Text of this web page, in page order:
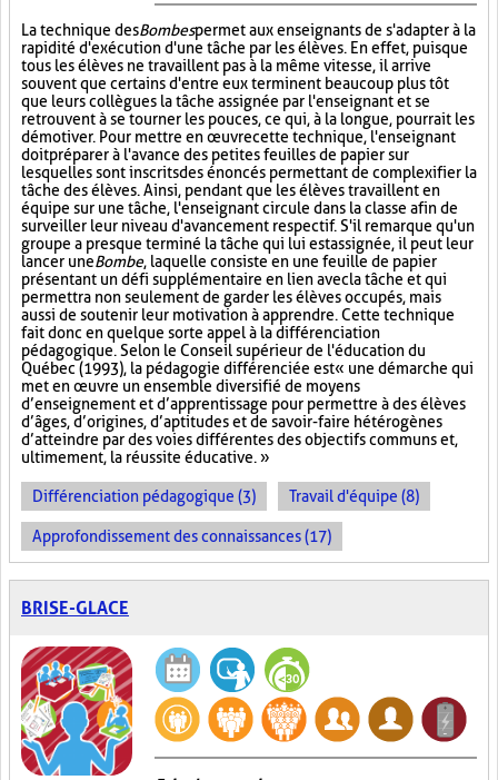
La technique desBombespermet aux enseignants de s'adapter à la
rapidité d'exécution d'une tâche par les élèves. En effet, puisque
tous les élèves ne travaillent pas à la même vitesse, il arrive
souvent que certains d'entre eux terminent beaucoup plus tôt
que leurs collègues la tâche assignée par l'enseignant et se
retrouvent à se tourner les pouces, ce qui, à la longue, pourrait les
démotiver. Pour mettre en œuvre cette technique, l'enseignant
doit préparer à l'avance des petites feuilles de papier sur
lesquelles sont inscrits des énoncés permettant de complexifier la
tâche des élèves. Ainsi, pendant que les élèves travaillent en
équipe sur une tâche, l'enseignant circule dans la classe afin de
surveiller leur niveau d'avancement respectif. S'il remarque qu'un
groupe a presque terminé la tâche qui lui est assignée, il peut leur
lancer uneBombe, laquelle consiste en une feuille de papier
présentant un défi supplémentaire en lien avec la tâche et qui
permettra non seulement de garder les élèves occupés, mais
aussi de soutenir leur motivation à apprendre. Cette technique
fait donc en quelque sorte appel à la différenciation
pédagogique. Selon le Conseil supérieur de l'éducation du
Québec (1993), la pédagogie différenciée est « une démarche qui
met en œuvre un ensemble diversifié de moyens
d’enseignement et d’apprentissage pour permettre à des élèves
d’âges, d’origines, d’aptitudes et de savoir-faire hétérogènes
d’atteindre par des voies différentes des objectifs communs et,
ultimement, la réussite éducative. »
Différenciation pédagogique (3) Travail d'équipe (8)
Approfondissement des connaissances (17)
BRISE-GLACE